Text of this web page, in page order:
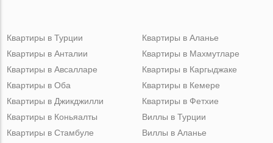
Квартиры в Турции
Квартиры в Анталии
Квартиры в Авсалларе
Квартиры в Оба
Квартиры в Джикджилли
Квартиры в Аланье
Квартиры в Махмутларе
Квартиры в Каргыджаке
Квартиры в Кемере
Квартиры в Фетхие
Квартиры в Коньяалты
Квартиры в Стамбуле
Виллы в Турции
Виллы в Аланье